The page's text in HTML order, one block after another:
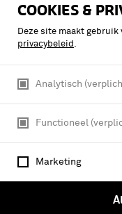
COOKIES &
Deze site maakt gebruik
privacybeleid .
Analytisch
Functioneel
Marketing
Onderdeel van
Algemene